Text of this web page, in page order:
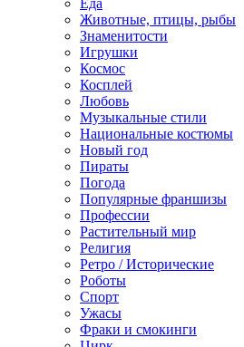
Еда
Животные, птицы, рыбы
Знаменитости
Игрушки
Космос
Косплей
Любовь
Музыкальные стили
Национальные костюмы
Новый год
Пираты
Погода
Популярные франшизы
Профессии
Растительный мир
Религия
Ретро / Исторические
Роботы
Спорт
Ужасы
Фраки и смокинги